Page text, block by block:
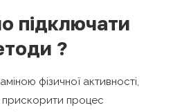
підключати
?
фізичної активності,
процес